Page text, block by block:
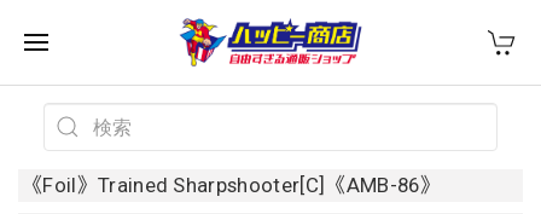
《Foil》Trained Sharpshooter[C]《AMB-86》